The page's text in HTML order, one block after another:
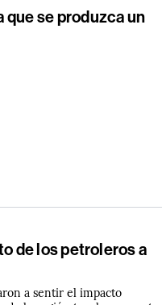
que se produzca un
de los petroleros a
a sentir el impacto